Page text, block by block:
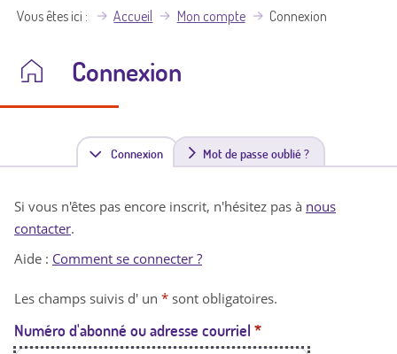
Vous êtes ici Accueil Mon compte Connexion
Connexion
Connexion(
n
t
Mot de passe oublié ?
Si vous n'êtes pas encore inscrit, n'hésitez pas à nous
contacter.
Aide : Comment se connecter ?
Les champs suivis d' un * sont obligatoires.
Numéro d'abonné ou adresse courriel *